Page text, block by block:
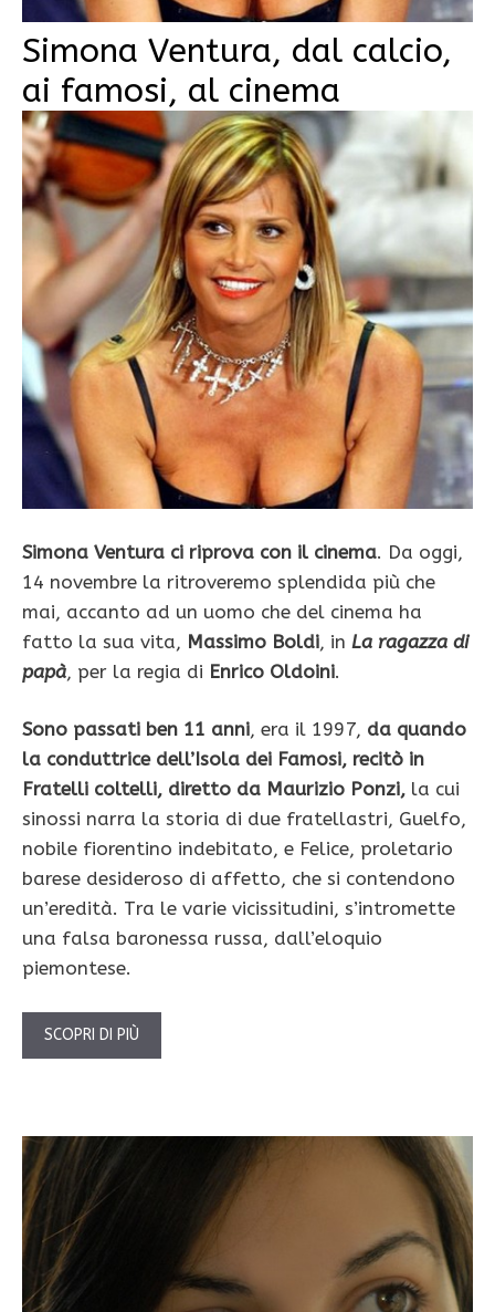
Simona Ventura, dal calcio,
ai famosi, al cinema
Simona Ventura ci riprova con il cinema. Da oggi,
14 novembre la ritroveremo splendida più che
mai, accanto ad un uomo che del cinema ha
fatto la sua vita, Massimo Boldi, in La ragazza di
papà, per la regia di Enrico Oldoini.
Sono passati ben 11 anni, era il 1997, da quando
la conduttrice dell’Isola dei Famosi, recitò in
Fratelli coltelli, diretto da Maurizio Ponzi, la cui
sinossi narra la storia di due fratellastri, Guelfo,
nobile fiorentino indebitato, e Felice, proletario
barese desideroso di affetto, che si contendono
un’eredità. Tra le varie vicissitudini, s’intromette
una falsa baronessa russa, dall’eloquio
piemontese.
SCOPRI DI PIÙ